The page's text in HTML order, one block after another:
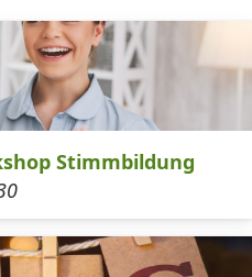
Stimmbildung